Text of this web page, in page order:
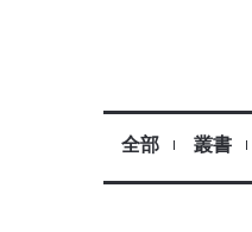
全部 叢書